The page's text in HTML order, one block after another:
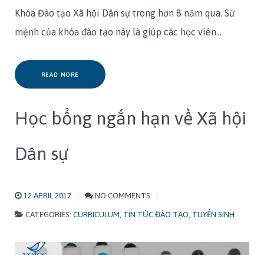
Khóa Đào tạo Xã hội Dân sự trong hơn 8 năm qua. Sứ
mệnh của khóa đào tạo này là giúp các học viên…
READ MORE
Học bổng ngắn hạn về Xã hội
Dân sự
12 APRIL 2017
NO COMMENTS
CATEGORIES: CURRICULUM TIN TỨC ĐÀO TẠO TUYỂN SINH